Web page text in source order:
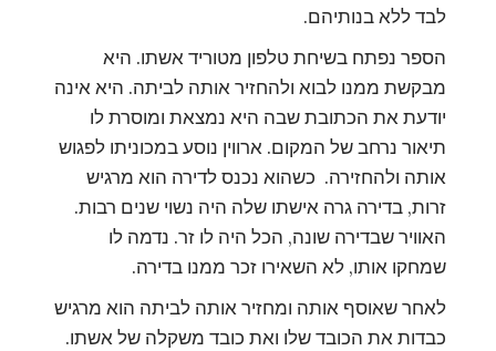
לבד ללא בנותיהם.
הספר נפתח בשיחת טלפון מטוריד אשתו. היא
מבקשת ממנו לבוא ולהחזיר אותה לביתה. היא אינה
יודעת את הכתובת שבה היא נמצאת ומוסרת לו
תיאור נרחב של המקום. ארווין נוסע במכוניתו לפגוש
אותה ולהחזירה. כשהוא נכנס לדירה הוא מרגיש
זרות, בדירה גרה אישתו שלה היה נשוי שנים רבות.
האוויר שבדירה שונה, הכל היה לו זר. נדמה לו
שמחקו אותו, לא השאירו זכר ממנו בדירה.
לאחר שאוסף אותה ומחזיר אותה לביתה הוא מרגיש
כבדות את הכובד שלו ואת כובד משקלה של אשתו.